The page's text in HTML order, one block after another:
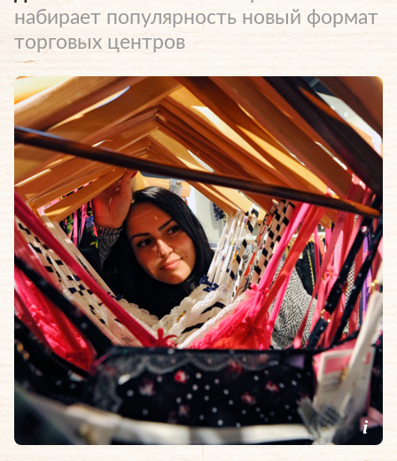
набирает популярность новый формат
торговых центров